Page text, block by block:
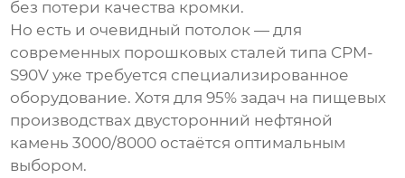
без потери качества кромки.
Но есть и очевидный потолок — для
современных порошковых сталей типа CPM-
S90V уже требуется специализированное
оборудование. Хотя для 95% задач на пищевых
производствахдвусторонний нефтяной
камень 3000/8000 остаётся оптимальным
выбором.